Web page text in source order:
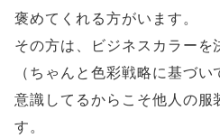
褒めてくれる方がいます。
その方は、ビジネスカラーを
（ちゃんと色彩戦略に基づい
意識してるからこそ他人の服
す。